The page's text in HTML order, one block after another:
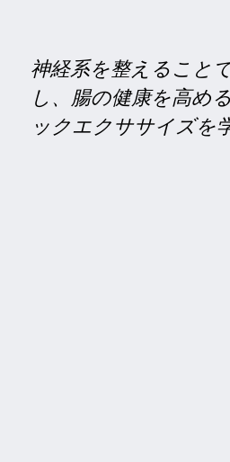
神経系を整えること
し、腸の健康を高め
ックエクササイズを